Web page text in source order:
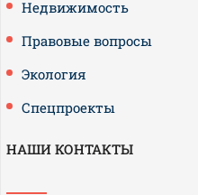
Недвижимость
Правовые вопросы
Экология
Спецпроекты
НАШИ КОНТАКТЫ